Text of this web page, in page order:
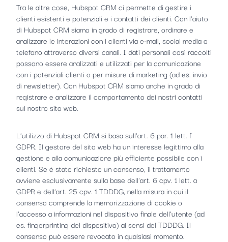
Tra le altre cose, Hubspot CRM ci permette di gestire i
clienti esistenti e potenziali e i contatti dei clienti. Con l'aiuto
di Hubspot CRM siamo in grado di registrare, ordinare e
analizzare le interazioni con i clienti via e-mail, social media o
telefono attraverso diversi canali. I dati personali così raccolti
possono essere analizzati e utilizzati per la comunicazione
con i potenziali clienti o per misure di marketing (ad es. invio
di newsletter). Con Hubspot CRM siamo anche in grado di
registrare e analizzare il comportamento dei nostri contatti
sul nostro sito web.
L'utilizzo di Hubspot CRM si basa sull'art. 6 par. 1 lett. f
GDPR. Il gestore del sito web ha un interesse legittimo alla
gestione e alla comunicazione più efficiente possibile con i
clienti. Se è stato richiesto un consenso, il trattamento
avviene esclusivamente sulla base dell'art. 6 cpv. 1 lett. a
GDPR e dell'art. 25 cpv. 1 TDDDG, nella misura in cui il
consenso comprende la memorizzazione di cookie o
l'accesso a informazioni nel dispositivo finale dell'utente (ad
es. fingerprinting del dispositivo) ai sensi del TDDDG. Il
consenso può essere revocato in qualsiasi momento.